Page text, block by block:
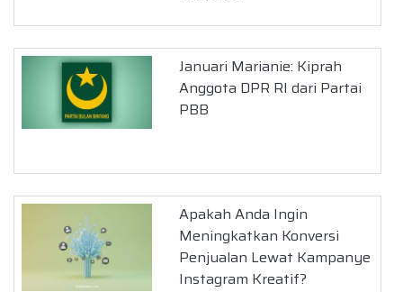
Januari Marianie: Kiprah
Anggota DPR RI dari Partai
PBB
Apakah Anda Ingin
Meningkatkan Konversi
Penjualan Lewat Kampanye
Instagram Kreatif?